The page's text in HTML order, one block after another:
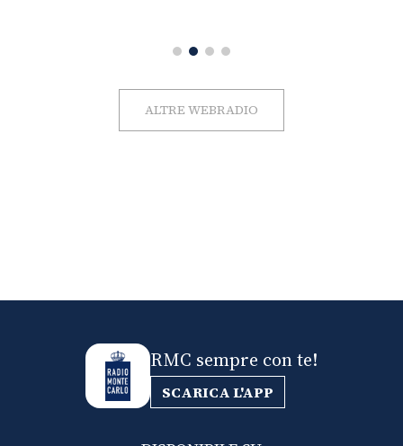
ALTRE WEBRADIO
RMC sempre con te!
SCARICA L'APP